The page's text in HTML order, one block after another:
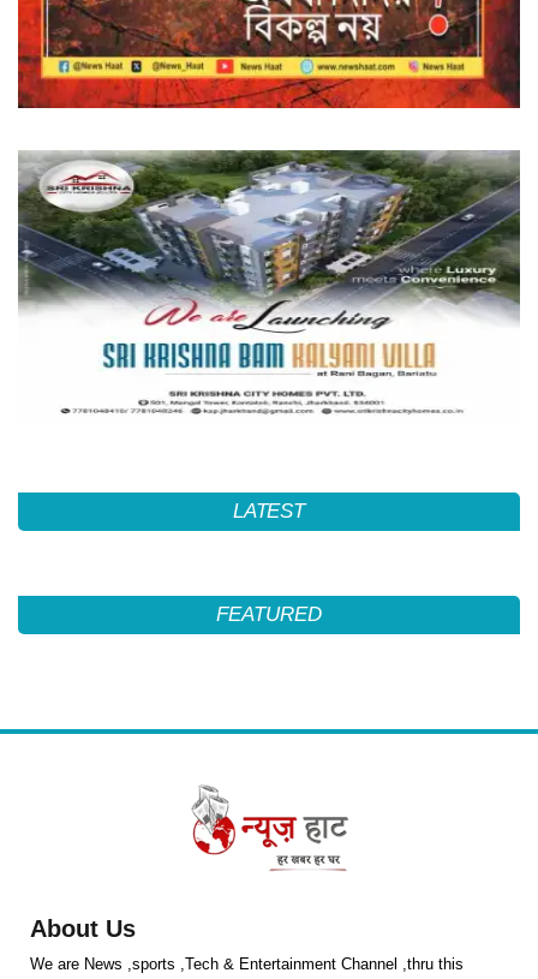
LATEST
FEATURED
About Us
We are News ,sports ,Tech & Entertainment Channel ,thru this